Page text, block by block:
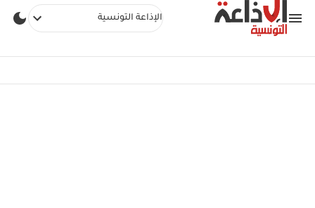
الإذاعة التونسية